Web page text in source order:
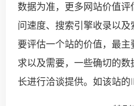
数据为准，更多网站价值
问速度、搜索引擎收录以
要评估一个站的价值，最
求以及需要，一些确切的
长进行洽谈提供。如该站的